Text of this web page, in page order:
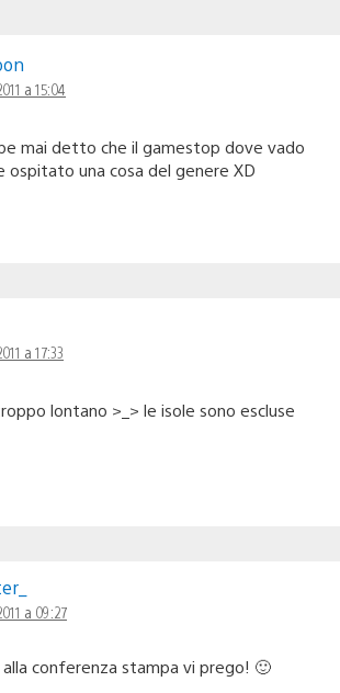
a 15:04
mai detto che il gamestop dove vado
ospitato una cosa del genere XD
a 17:33
lontano >_> le isole sono escluse
a 09:27
conferenza stampa vi prego! 🙂